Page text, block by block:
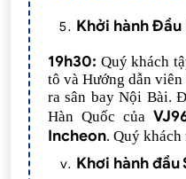
Khởi hành Đầu
19h30: Quý khách
tô và Hướng dẫn
ra sân bay Nội Bài.
Hàn Quốc của
Incheon. Quý khách
Khơi hành đầu